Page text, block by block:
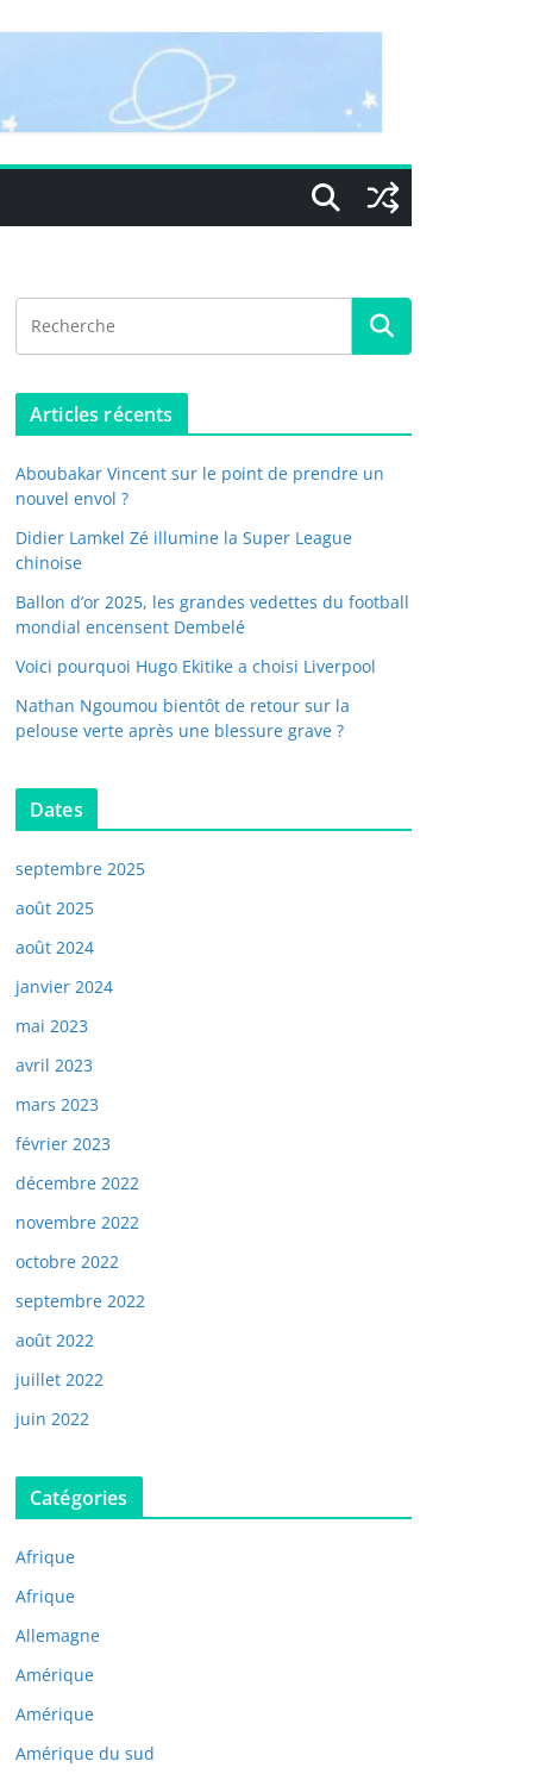
Articles récents
Aboubakar Vincent sur le point de prendre un
nouvel envol ?
Didier Lamkel Zé illumine la Super League
chinoise
Ballon d’or 2025, les grandes vedettes du football
mondial encensent Dembelé
Voici pourquoi Hugo Ekitike a choisi Liverpool
Nathan Ngoumou bientôt de retour sur la
pelouse verte après une blessure grave ?
Dates
septembre 2025
août 2025
août 2024
janvier 2024
mai 2023
avril 2023
mars 2023
février 2023
décembre 2022
novembre 2022
octobre 2022
septembre 2022
août 2022
juillet 2022
juin 2022
Catégories
Afrique
Afrique
Allemagne
Amérique
Amérique
Amérique du sud